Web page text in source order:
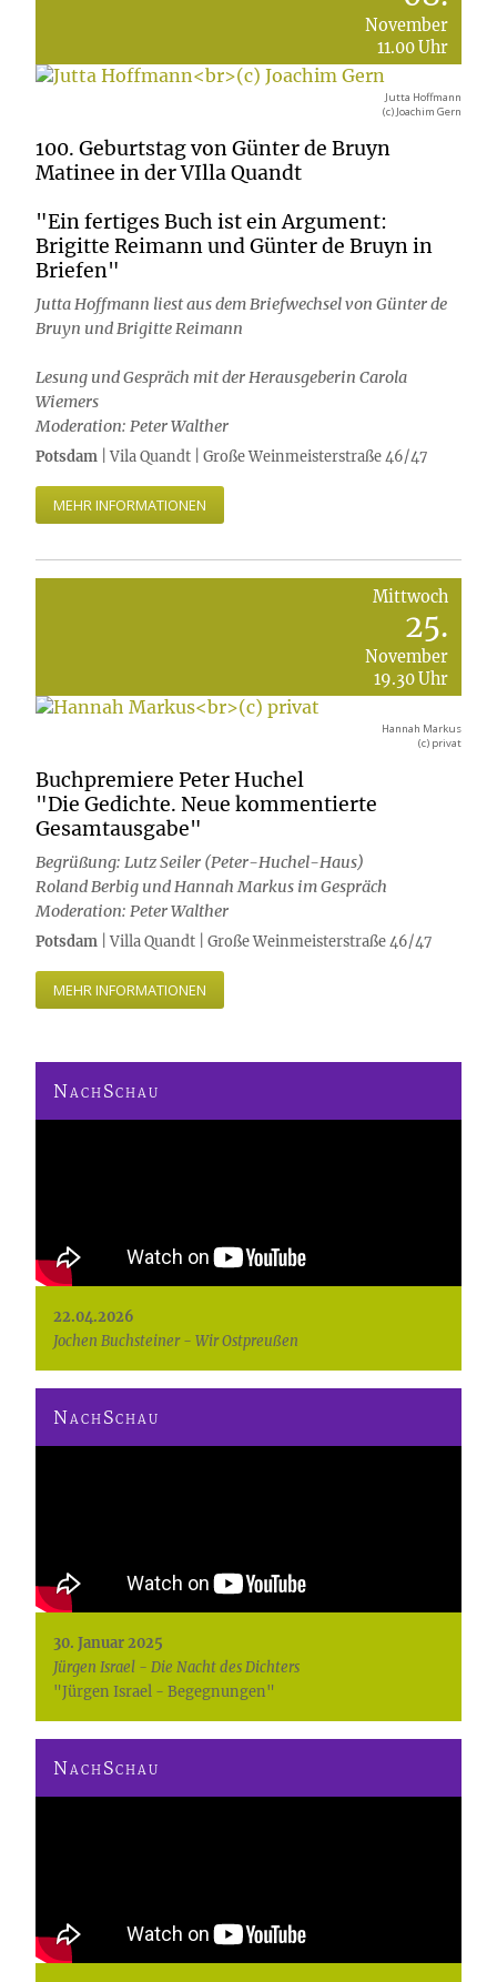
November
11.00 Uhr
Jutta Hoffmann
(c) Joachim Gern
100. Geburtstag von Günter de Bruyn
Matinee in der VIlla Quandt
"Ein fertiges Buch ist ein Argument:
Brigitte Reimann und Günter de Bruyn in
Briefen"
Jutta Hoffmann liest aus dem Briefwechsel von Günter de
Bruyn und Brigitte Reimann
Lesung und Gespräch mit der Herausgeberin Carola
Wiemers
Moderation: Peter Walther
Potsdam | Vila Quandt | Große Weinmeisterstraße 46/47
MEHR INFORMATIONEN
Mittwoch
25.
November
19.30 Uhr
Hannah Markus
(c) privat
Buchpremiere Peter Huchel
"Die Gedichte. Neue kommentierte
Gesamtausgabe"
Begrüßung: Lutz Seiler (Peter-Huchel-Haus)
Roland Berbig und Hannah Markus im Gespräch
Moderation: Peter Walther
Potsdam | Villa Quandt | Große Weinmeisterstraße 46/47
MEHR INFORMATIONEN
NachSchau
22.04.2026
Jochen Buchsteiner - Wir Ostpreußen
NachSchau
30. Januar 2025
Jürgen Israel - Die Nacht des Dichters
"Jürgen Israel - Begegnungen"
NachSchau